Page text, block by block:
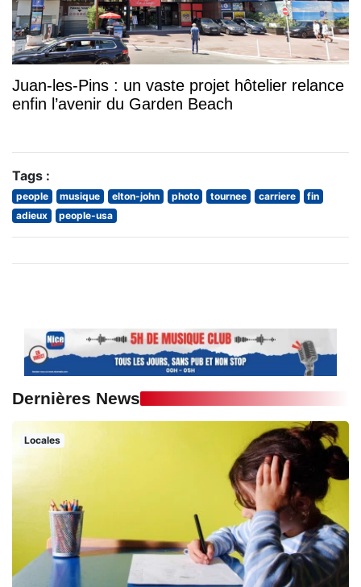
Juan-les-Pins : un vaste projet hôtelier relance
enfin l’avenir du Garden Beach
Tags :
people musique elton-john photo tournee carriere
fin
adieux
people-usa
Dernières News
Locales